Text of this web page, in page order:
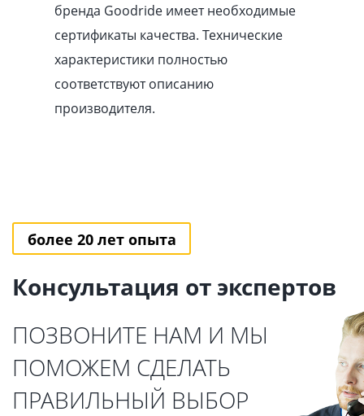
бренда Goodride имеет необходимые
сертификаты качества. Технические
характеристики полностью
соответствуют описанию
производителя.
более 20 лет опыта
Консультация от экспертов
ПОЗВОНИТЕ НАМ И МЫ
ПОМОЖЕМ СДЕЛАТЬ
ПРАВИЛЬНЫЙ ВЫБОР